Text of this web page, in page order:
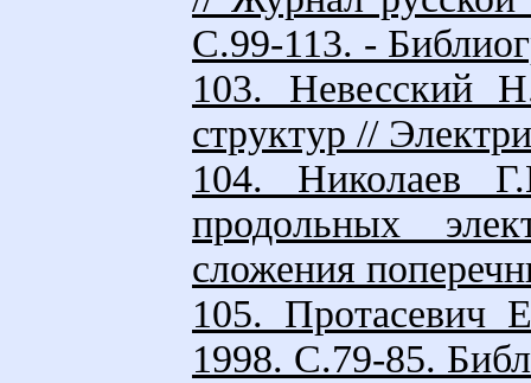
С.99-113. -
103. Невесский
структур //
104. Николаев
продольных
сложения
105. Протасевич
1998. С.79-85.